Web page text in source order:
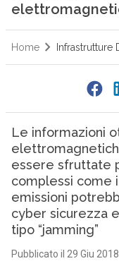
Home Infrastrutture
Le informazioni
essere sfruttate
complessi come
emissioni
cyber sicurezza
tipo “jamming”
Pubblicato il 29 Giu 2018